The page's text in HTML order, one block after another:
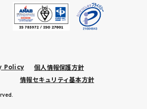
Policy
個人情報保護方針
情報セキュリティ基本方針